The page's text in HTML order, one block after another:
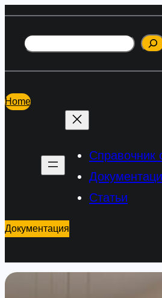
содержимому
Поиск
Home
Справочник
Статьи
Документация